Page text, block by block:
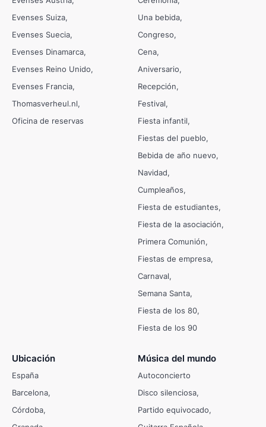
Evenses Suiza
Evenses Suecia
Evenses Dinamarca
Evenses Reino Unido
Evenses Francia
Thomasverheul.nl
Oficina de reservas
Una bebida
Congreso
Cena
Aniversario
Recepción
Festival
Fiesta infantil
Fiestas del pueblo
Bebida de año nuevo
Navidad
Cumpleaños
Fiesta de estudiantes
Fiesta de la asociación
Primera Comunión
Fiestas de empresa
Carnaval
Semana Santa
Fiesta de los 80
Fiesta de los 90
Ubicación
España
Barcelona
Córdoba
Música del mundo
Autoconcierto
Disco silenciosa
Partido equivocado